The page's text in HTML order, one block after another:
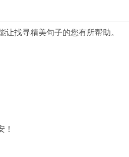
找寻精美句子的您有所帮助。
！